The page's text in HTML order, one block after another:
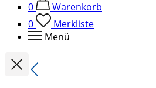
0
Warenkorb
0
Merkliste
Menü